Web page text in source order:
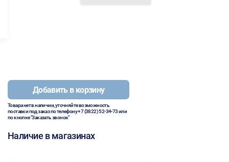
Добавить в корзину
Товара нет в наличии, уточняйте возможность
поставки под заказ по телефону+7 (3822) 52-34-73или
по кнопке "Заказать звонок"
Наличие в магазинах